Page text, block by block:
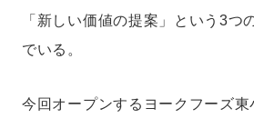
「新しい価値の提案」という3つ
でいる。
今回オープンするヨークフーズ東